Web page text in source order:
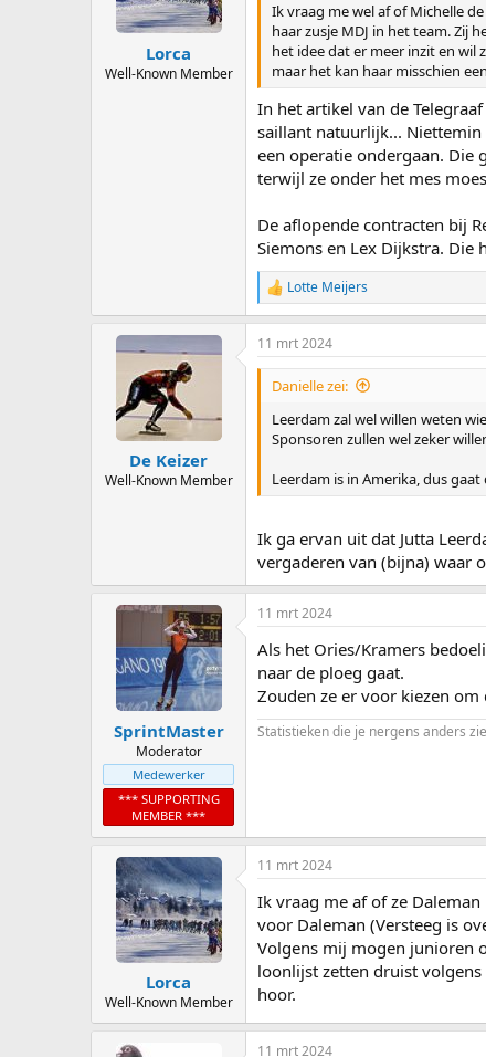
Lorca
Well-Known Member
Ik vraag me wel af of Michelle
haar zusje MDJ in het team. Zij
het idee dat er meer inzit en wil
maar het kan haar misschien
In het artikel van de
saillant natuurlijk... Niettemin
een operatie ondergaan. Die
terwijl ze onder het mes
De aflopende contracten bij
Siemons en Lex Dijkstra.
R
e
a
c
t
Lotte Meijers
De Keizer
Well-Known Member
11 mrt 2024
Danielle zei:
Leerdam zal wel willen weten
Sponsoren zullen wel zeker
Leerdam is in Amerika, dus
Ik ga ervan uit dat Jutta
vergaderen van (bijna) waar
SprintMaster
Moderator
Medewerker
*** SUPPORTING
MEMBER ***
11 mrt 2024
Als het Ories/Kramers
naar de ploeg gaat.
Zouden ze er voor kiezen
Statistieken die je nergens anders
Lorca
Well-Known Member
11 mrt 2024
Ik vraag me af of ze
voor Daleman (Versteeg is
Volgens mij mogen junioren
loonlijst zetten druist
hoor.
11 mrt 2024